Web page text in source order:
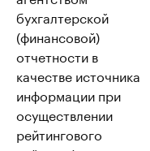
бухгалтерской
(финансовой)
отчетности в
качестве источника
информации при
осуществлении
рейтингового